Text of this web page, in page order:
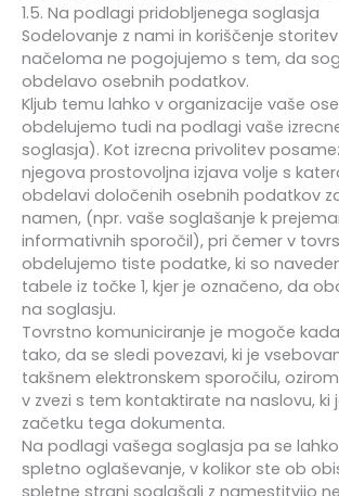
1.5. Na podlagi pridobljenega soglasja
Sodelovanje z nami in koriščenje
načeloma ne pogojujemo s tem, da
obdelavo osebnih podatkov.
Kljub temu lahko v organizacije vaše
obdelujemo tudi na podlagi vaše
soglasja). Kot izrecna privolitev
njegova prostovoljna izjava volje s
obdelavi določenih osebnih podatkov
namen, (npr. vaše soglašanje k
informativnih sporočil), pri čemer v
obdelujemo tiste podatke, ki so
tabele iz točke 1, kjer je označeno, da
na soglasju.
Tovrstno komuniciranje je mogoče
tako, da se sledi povezavi, ki je
takšnem elektronskem sporočilu,
v zvezi s tem kontaktirate na naslovu, ki
začetku tega dokumenta.
Na podlagi vašega soglasja pa se
spletno oglaševanje, v kolikor ste ob